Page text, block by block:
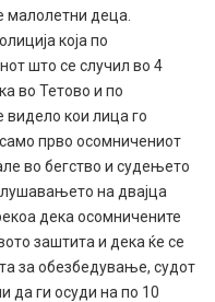
малолетни деца.
која по
што се случил во 4
во Тетово и по
видело кои лица го
прво осомничениот
во бегство и судењето
на двајца
дека осомничените
заштита и дека ќе се
за обезбедување, судот
да ги осуди на по 10